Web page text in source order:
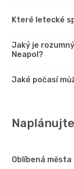
Které letecké
Jaký je
Neapol?
Jaké počasí
Oblíbená města